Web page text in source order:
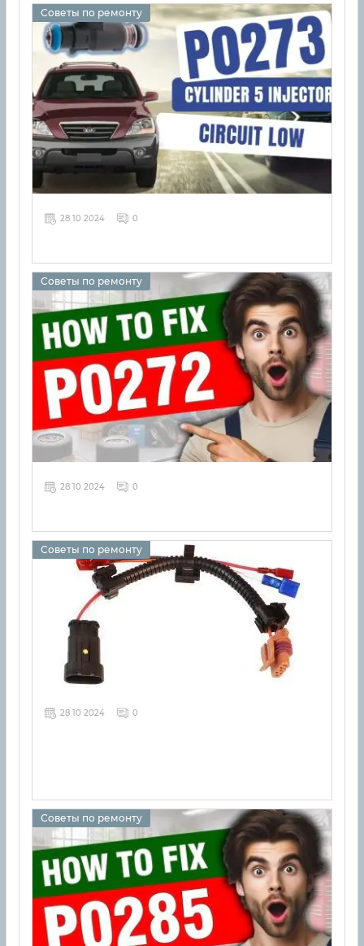
Советы по ремонту
28 10 2024 0
Советы по ремонту
28 10 2024 0
Советы по ремонту
28 10 2024 0
Советы по ремонту